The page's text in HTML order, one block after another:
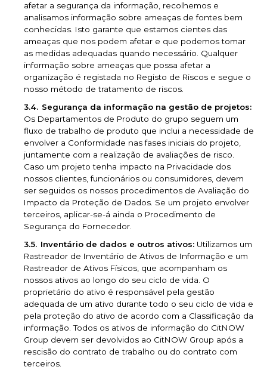
afetar a segurança da informação, recolhemos e
analisamos informação sobre ameaças de fontes bem
conhecidas. Isto garante que estamos cientes das
ameaças que nos podem afetar e que podemos tomar
as medidas adequadas quando necessário. Qualquer
informação sobre ameaças que possa afetar a
organização é registada no Registo de Riscos e segue o
nosso método de tratamento de riscos.
Segurança da informação na gestão de projetos:
Os Departamentos de Produto do grupo seguem um
fluxo de trabalho de produto que inclui a necessidade de
envolver a Conformidade nas fases iniciais do projeto,
juntamente com a realização de avaliações de risco.
Caso um projeto tenha impacto na Privacidade dos
nossos clientes, funcionários ou consumidores, devem
ser seguidos os nossos procedimentos de Avaliação do
Impacto da Proteção de Dados. Se um projeto envolver
terceiros, aplicar-se-á ainda o Procedimento de
Segurança do Fornecedor.
Inventário de dados e outros ativos: Utilizamos um
Rastreador de Inventário de Ativos de Informação e um
Rastreador de Ativos Físicos, que acompanham os
nossos ativos ao longo do seu ciclo de vida. O
proprietário do ativo é responsável pela gestão
adequada de um ativo durante todo o seu ciclo de vida e
pela proteção do ativo de acordo com a Classificação da
informação. Todos os ativos de informação do CitNOW
Group devem ser devolvidos ao CitNOW Group após a
rescisão do contrato de trabalho ou do contrato com
terceiros.